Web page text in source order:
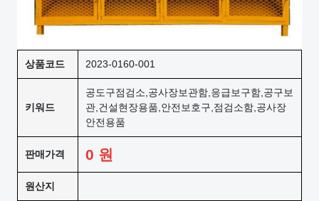
상품코드 2023-0160-001
키워드
공도구점검소,공사장보관함,응급보구함,공구보
관,건설현장용품,안전보호구,점검소함,공사장
안전용품
판매가격 0 원
원산지